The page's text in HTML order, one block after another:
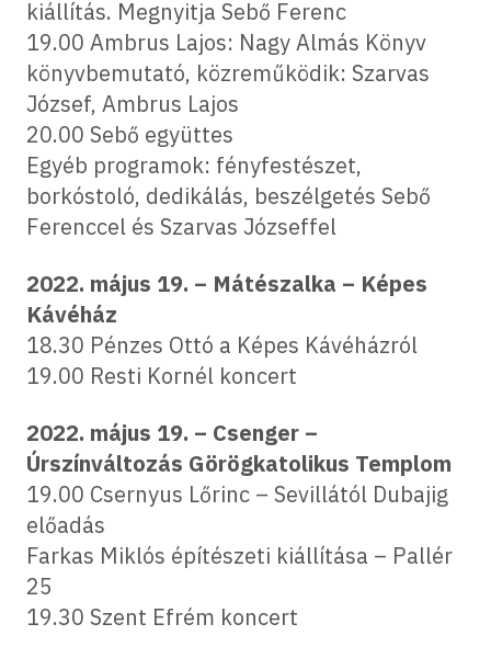
kiállítás. Megnyitja Sebő Ferenc
19.00 Ambrus Lajos: Nagy Almás Könyv
könyvbemutató, közreműködik: Szarvas
József, Ambrus Lajos
20.00 Sebő együttes
Egyéb programok: fényfestészet,
borkóstoló, dedikálás, beszélgetés Sebő
Ferenccel és Szarvas Józseffel
2022. május 19. – Mátészalka – Képes
Kávéház
18.30 Pénzes Ottó a Képes Kávéházról
19.00 Resti Kornél koncert
2022. május 19. – Csenger –
Úrszínváltozás Görögkatolikus Templom
19.00 Csernyus Lőrinc – Sevillától Dubajig
előadás
Farkas Miklós építészeti kiállítása – Pallér
25
19.30 Szent Efrém koncert